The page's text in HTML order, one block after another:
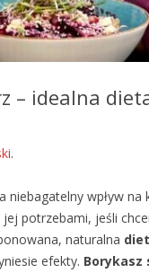
– idealna
.
wpływ na
potrzebami, jeśli
naturalna
efekty. Borykasz